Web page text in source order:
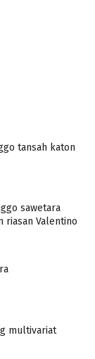
tansah katon
sawetara
riasan Valentino
multivariat